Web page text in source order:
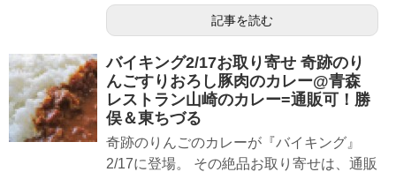
記事を読む
バイキング2/17お取り寄せ 奇跡のり
んごすりおろし豚肉のカレー@青森
レストラン山崎のカレー=通販可！勝
俣＆東ちづる
奇跡のりんごのカレーが『バイキング』
2/17に登場。 その絶品お取り寄せは、通販